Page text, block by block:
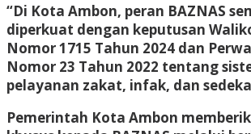
“Di Kota Ambon, peran BAZNAS
diperkuat dengan keputusan
Nomor 1715 Tahun 2024 dan
Nomor 23 Tahun 2022 tentang
pelayanan zakat, infak, dan
Pemerintah Kota Ambon